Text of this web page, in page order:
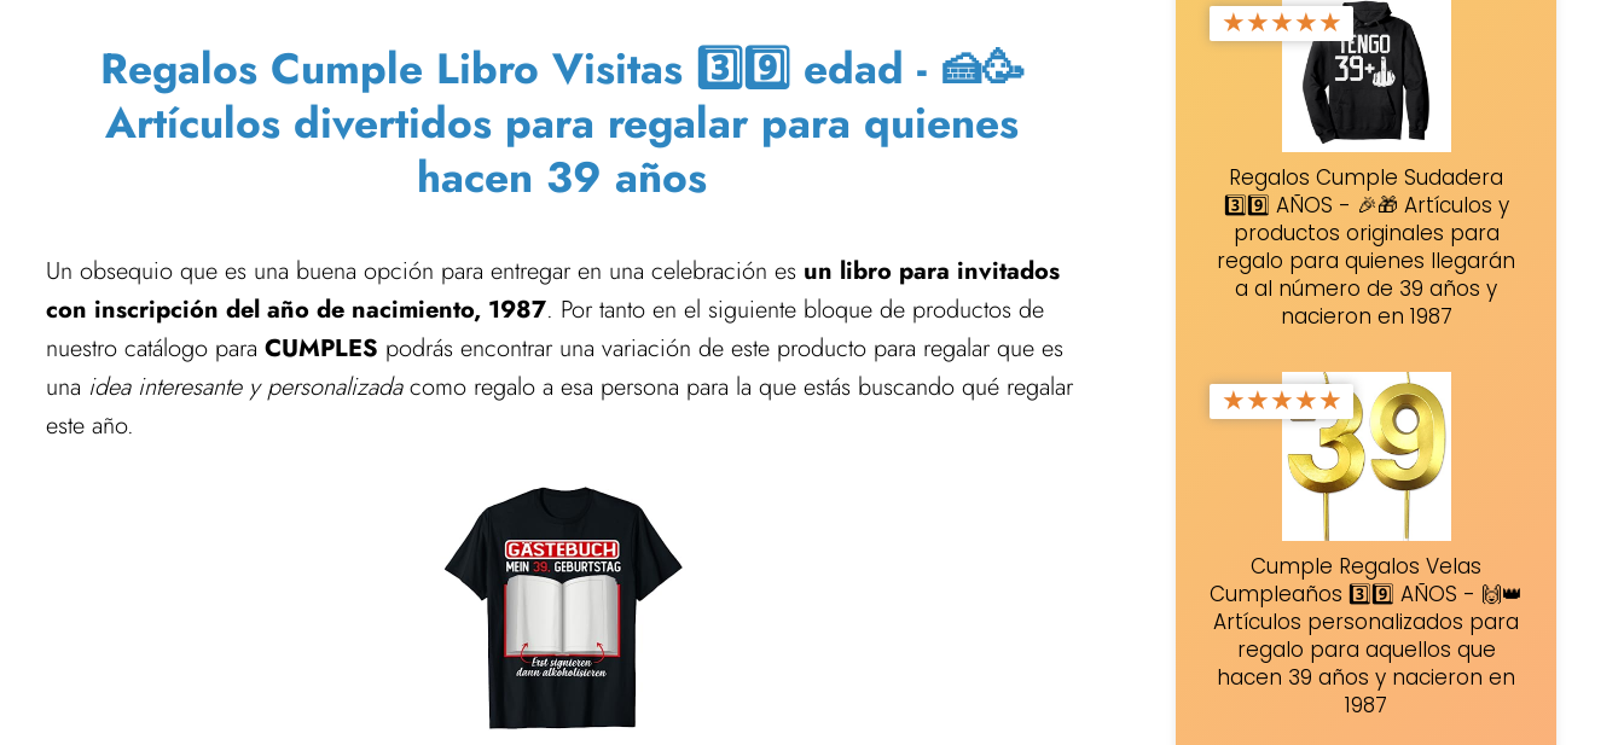
Regalos Cumple Libro Visitas 3️⃣9️⃣ edad - 🍰🥳
Artículos divertidos para regalar para quienes
hacen 39 años
Un obsequio que es una buena opción para entregar en una celebración es un libro para invitados
con inscripción del año de nacimiento, 1987. Por tanto en el siguiente bloque de productos de
nuestro catálogo para CUMPLES podrás encontrar una variación de este producto para regalar que es
una idea interesante y personalizadacomo regalo a esa persona para la que estás buscando qué regalar
este año.
★★★★★
Regalos Cumple Sudadera
3️⃣9️⃣ AÑOS - 🎉🎁 Artículos y
productos originales para
regalo para quienes llegarán
a al número de 39 años y
nacieron en 1987
★★★★★
Cumple Regalos Velas
Cumpleaños 3️⃣9️⃣ AÑOS - 🙌👑
Artículos personalizados para
regalo para aquellos que
hacen 39 años y nacieron en
1987